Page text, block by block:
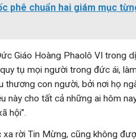
phê chuẩn hai giám mục
Giáo Hoàng Phaolô VI trong
tụ mọi người trong đức ái,
thương con người, bởi nơi họ
này cho tất cả những ai hôm
hội”.
rời Tin Mừng, cũng không